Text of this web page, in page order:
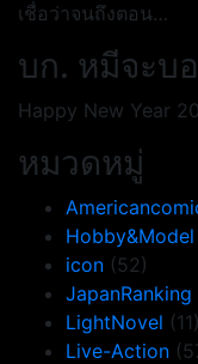
เชื่อว่าจนถึงตอน…
บก. หมีจะบ
Happy New Year
หมวดหมู่
Hobby&Model
icon (52)
JapanRanking
LightNovel (11)
Live-Action